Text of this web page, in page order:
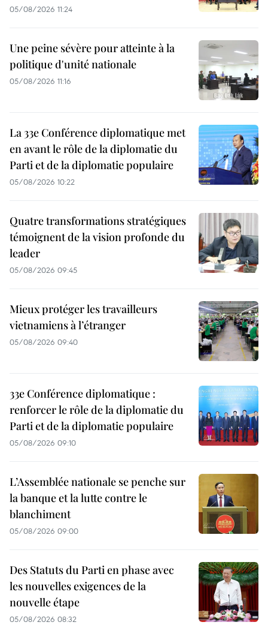
05/08/2026 11:24
Une peine sévère pour atteinte à la
politique d'unité nationale
05/08/2026 11:16
La 33e Conférence diplomatique met
en avant le rôle de la diplomatie du
Parti et de la diplomatie populaire
05/08/2026 10:22
Quatre transformations stratégiques
témoignent de la vision profonde du
leader
05/08/2026 09:45
Mieux protéger les travailleurs
vietnamiens à l’étranger
05/08/2026 09:40
33e Conférence diplomatique :
renforcer le rôle de la diplomatie du
Parti et de la diplomatie populaire
05/08/2026 09:10
L’Assemblée nationale se penche sur
la banque et la lutte contre le
blanchiment
05/08/2026 09:00
Des Statuts du Parti en phase avec
les nouvelles exigences de la
nouvelle étape
05/08/2026 08:32